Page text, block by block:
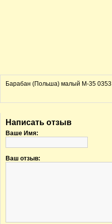
Барабан (Польша) малый М-35 0353
Написать отзыв
Ваше Имя:
Ваш отзыв: